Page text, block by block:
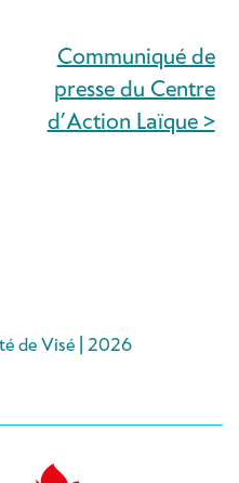
Communiqué de
presse du Centre
d’Action Laïque >
de Visé | 2026